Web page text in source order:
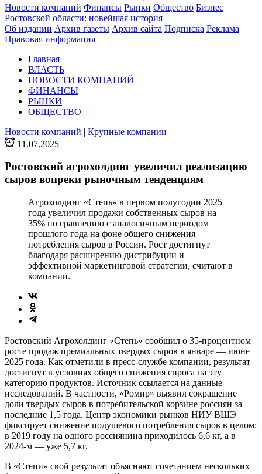
Новости компаний Финансы Рынки Общество Бизнес
Ростовской области: новейшая история
Об издании Архив газеты Архив сайта Подписка Реклама
Правовая информация
Главная
ВЛАСТЬ
НОВОСТИ КОМПАНИЙ
ФИНАНСЫ
РЫНКИ
ОБЩЕСТВО
Новости компаний | Крупные компании
11.07.2025
Ростовский агрохолдинг увеличил реализацию
сыров вопреки рыночным тенденциям
Агрохолдинг «Степь» в первом полугодии 2025
года увеличил продажи собственных сыров на
35% по сравнению с аналогичным периодом
прошлого года на фоне общего снижения
потребления сыров в России. Рост достигнут
благодаря расширению дистрибуции и
эффективной маркетинговой стратегии, считают в
компании.
Ростовский Агрохолдинг «Степь» сообщил о 35-процентном
росте продаж премиальных твердых сыров в январе — июне
2025 года. Как отметили в пресс-службе компании, результат
достигнут в условиях общего снижения спроса на эту
категорию продуктов. Источник ссылается на данные
исследований. В частности, «Ромир» выявил сокращение
доли твердых сыров в потребительской корзине россиян за
последние 1,5 года. Центр экономики рынков НИУ ВШЭ
фиксирует снижение подушевого потребления сыров в целом:
в 2019 году на одного россиянина приходилось 6,6 кг, а в
2024-м — уже 5,7 кг.
В «Степи» свой результат объясняют сочетанием нескольких